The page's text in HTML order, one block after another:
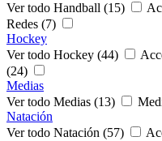
Ver todo Handball (15)
Redes (7)
Hockey
Ver todo Hockey (44)
(24)
Medias
Ver todo Medias (13)
Natación
Ver todo Natación (57)